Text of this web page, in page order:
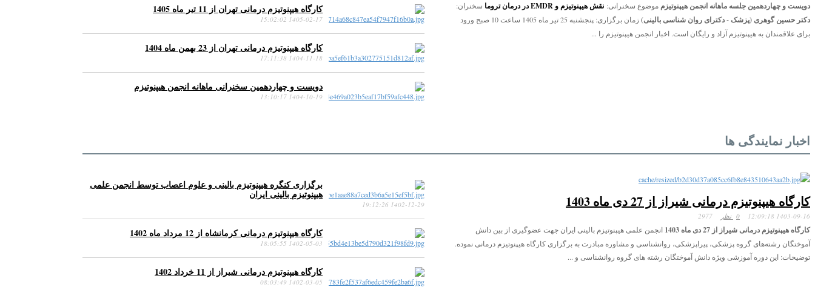
دویست و چهاردهمین جلسه ماهانه انجمن هیپنوتیزم موضوع سخنرانی: نقش هیپنوتیزم و EMDR در درمان تروما سخنران:
دکتر حسین گوهری (پزشک - دکترای روان شناسی بالینی)
زمان برگزاری: پنجشنبه 25 تیر ماه 1405 ساعت 10 صبح ورود
برای علاقمندان به هیپنوتیزم آزاد و رایگان است. اخبار انجمن هیپنوتیزم را ...
کارگاه هیپنوتیزم درمانی تهران از 11 تیر ماه 1405
1405-02-17 15:02:02
کارگاه هیپنوتیزم درمانی تهران از 23 بهمن ماه 1404
1404-11-18 17:11:38
دویست و چهاردهمین سخنرانی ماهانه انجمن هیپنوتیزم
1404-10-19 13:10:17
اخبار نمایندگی ها
کارگاه هیپنوتیزم درمانی شیراز از 27 دی ماه 1403
1403-09-16 12:09:18 0 نظر 2977
کارگاه هیپنوتیزم درمانی شیراز از 27 دی ماه 1403
انجمن علمی هیپنوتیزم بالینی ایران جهت عضوگیری از بین دانش
آموختگان رشته‌های گروه پزشکی، پیراپزشکی، روانشناسی و مشاوره مبادرت به برگزاری کارگاه هیپنوتیزم درمانی نموده.
توضیحات: این دوره آموزشی ویژه دانش آموختگان رشته های گروه روانشناسی و ...
برگزاری کنگره هیپنوتیزم بالینی و علوم اعصاب توسط انجمن علمی
هیپنوتیزم بالینی ایران
1402-12-29 19:12:26
کارگاه هیپنوتیزم درمانی کرمانشاه از 12 مرداد ماه 1402
1402-05-03 18:05:55
کارگاه هیپنوتیزم درمانی شیراز از 11 خرداد 1402
1402-03-05 08:03:49